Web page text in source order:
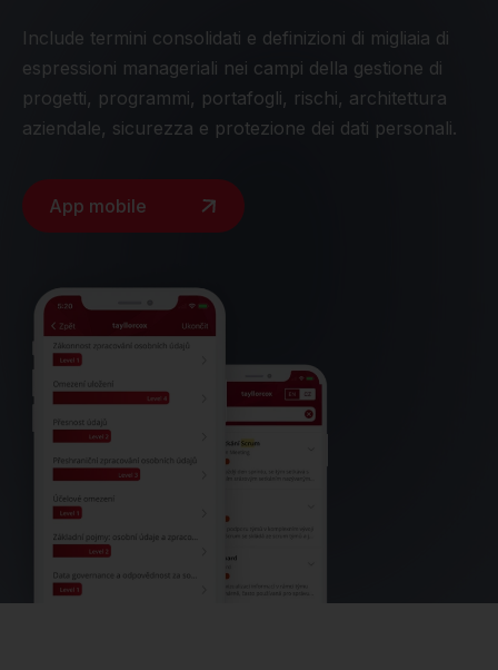
Include termini consolidati e definizioni di migliaia di
espressioni manageriali nei campi della gestione di
progetti, programmi, portafogli, rischi, architettura
aziendale, sicurezza e protezione dei dati personali.
App mobile